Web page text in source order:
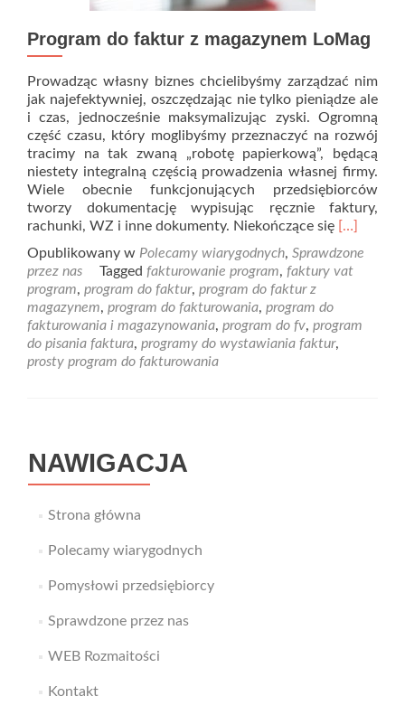
Program do faktur z magazynem LoMag
Prowadząc własny biznes chcielibyśmy zarządzać nim
jak najefektywniej, oszczędzając nie tylko pieniądze ale
i czas, jednocześnie maksymalizując zyski. Ogromną
część czasu, który moglibyśmy przeznaczyć na rozwój
tracimy na tak zwaną „robotę papierkową”, będącą
niestety integralną częścią prowadzenia własnej firmy.
Wiele obecnie funkcjonujących przedsiębiorców
tworzy dokumentację wypisując ręcznie faktury,
rachunki, WZ i inne dokumenty. Niekończące się Read
about
Program
z
[…]
Opublikowany w Polecamy wiarygodnych, Sprawdzone
przez nas
Tagged fakturowanie program, faktury vat
program, program do faktur, program do faktur z
magazynem, program do fakturowania, program do
fakturowania i magazynowania, program do fv, program
do pisania faktura, programy do wystawiania faktur,
prosty program do fakturowania
NAWIGACJA
Strona główna
Polecamy wiarygodnych
Pomysłowi przedsiębiorcy
Sprawdzone przez nas
WEB Rozmaitości
Kontakt